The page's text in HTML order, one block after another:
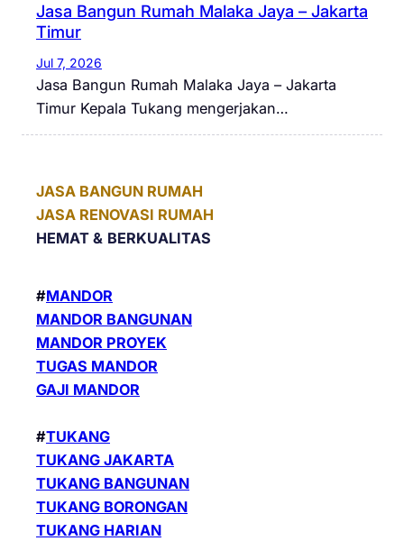
Jasa Bangun Rumah Malaka Jaya – Jakarta
Timur
Jul 7, 2026
Jasa Bangun Rumah Malaka Jaya – Jakarta
Timur Kepala Tukang mengerjakan…
JASA BANGUN RUMAH
JASA RENOVASI RUMAH
HEMAT & BERKUALITAS
#MANDOR
MANDOR BANGUNAN
MANDOR PROYEK
TUGAS MANDOR
GAJI MANDOR
#TUKANG
TUKANG JAKARTA
TUKANG BANGUNAN
TUKANG BORONGAN
TUKANG HARIAN